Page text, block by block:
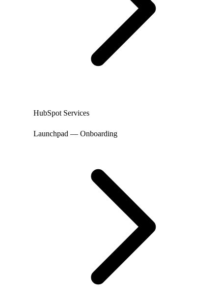
HubSpot Services
Launchpad — Onboarding